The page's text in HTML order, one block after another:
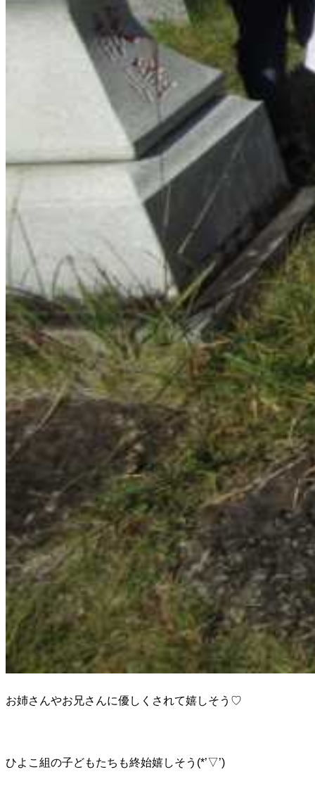
お姉さんやお兄さんに優しくされて嬉しそう♡
ひよこ組の子どもたちも終始嬉しそう(*’▽’)